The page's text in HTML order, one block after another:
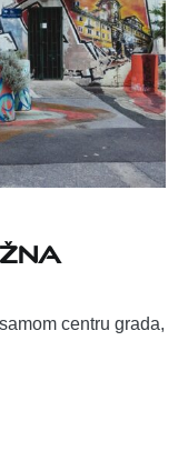
centru grada,